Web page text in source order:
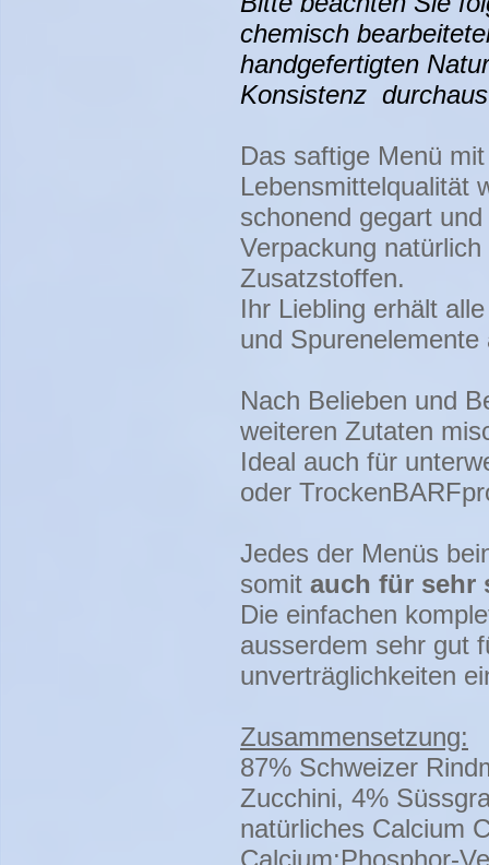
chemisch
handgefertigten
Konsistenz
Das saftige Menü
Lebensmittelqualität
schonend gegart
Verpackung
Zusatzstoffen.
Ihr Liebling erhält
und
Nach Belieben und
weiteren Zutaten
Ideal auch für
oder
Jedes der Menüs
somit auch für sehr
Die einfachen
ausserdem sehr gut
unverträglichkeiten
Zusammensetzung:
87% Schweizer
Zucchini, 4%
natürliches Calcium
Calcium:Phosphor-